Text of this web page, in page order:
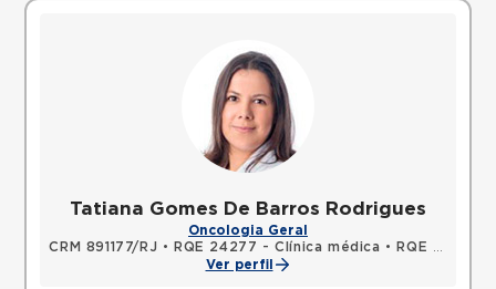
Tatiana Gomes De Barros Rodrigues
Oncologia Geral
CRM 891177/RJ • RQE 24277 - Clínica médica •
RQE 27694 - Oncologia clínica
Ver perfil